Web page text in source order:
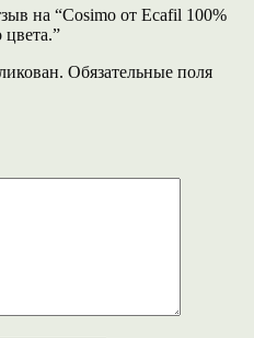
на “Cosimo от Ecafil 100%
Обязательные поля